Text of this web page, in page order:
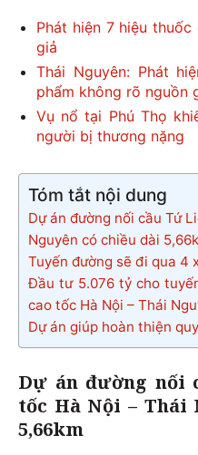
Phát hiện 7 hiệu
giả
Thái Nguyên: Phát
phẩm không rõ nguồn
Vụ nổ tại Phú Thọ
người bị thương nặng
Tóm tắt nội dung
Dự án đường nối cầu Tứ
Nguyên có chiều dài
Tuyến đường sẽ đi qua 4
Đầu tư 5.076 tỷ cho
cao tốc Hà Nội – Thái
Dự án giúp hoàn thiện
Dự án đường nối
tốc Hà Nội – Thái
5,66km